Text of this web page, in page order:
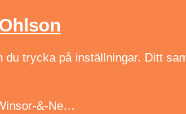
trycka på inställningar. Ditt
&-Ne…